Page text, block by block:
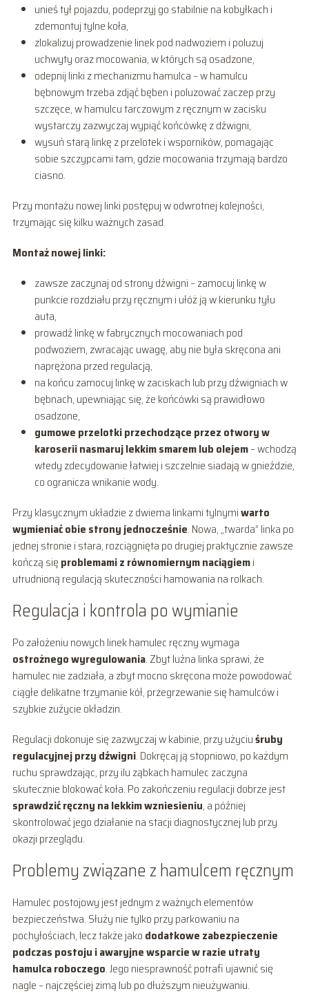
unieś tył pojazdu, podeprzyj go stabilnie na kobyłkach i
zdemontuj tylne koła,
zlokalizuj prowadzenie linek pod nadwoziem i poluzuj
uchwyty oraz mocowania, w których są osadzone,
odepnij linki z mechanizmu hamulca – w hamulcu
bębnowym trzeba zdjąć bęben i poluzować zaczep przy
szczęce, w hamulcu tarczowym z ręcznym w zacisku
wystarczy zazwyczaj wypiąć końcówkę z dźwigni,
wysuń starą linkę z przelotek i wsporników, pomagając
sobie szczypcami tam, gdzie mocowania trzymają bardzo
ciasno.
Przy montażu nowej linki postępuj w odwrotnej kolejności,
trzymając się kilku ważnych zasad.
Montaż nowej linki:
zawsze zaczynaj od strony dźwigni – zamocuj linkę w
punkcie rozdziału przy ręcznym i ułóż ją w kierunku tyłu
auta,
prowadź linkę w fabrycznych mocowaniach pod
podwoziem, zwracając uwagę, aby nie była skręcona ani
naprężona przed regulacją,
na końcu zamocuj linkę w zaciskach lub przy dźwigniach w
bębnach, upewniając się, że końcówki są prawidłowo
osadzone,
gumowe przelotki przechodzące przez otwory w
karoserii nasmaruj lekkim smarem lub olejem– wchodzą
wtedy zdecydowanie łatwiej i szczelnie siadają w gnieździe,
co ogranicza wnikanie wody.
Przy klasycznym układzie z dwiema linkami tylnymiwarto
wymieniać obie strony jednocześnie. Nowa, „twarda” linka po
jednej stronie i stara, rozciągnięta po drugiej praktycznie zawsze
kończą się problemami z równomiernym naciągiemi
utrudnioną regulacją skuteczności hamowania na rolkach.
Regulacja i kontrola po wymianie
Po założeniu nowych linek hamulec ręczny wymaga
ostrożnego wyregulowania. Zbyt luźna linka sprawi, że
hamulec nie zadziała, a zbyt mocno skręcona może powodować
ciągłe delikatne trzymanie kół, przegrzewanie się hamulców i
szybkie zużycie okładzin.
Regulacji dokonuje się zazwyczaj w kabinie, przy użyciuśruby
regulacyjnej przy dźwigni. Dokręcaj ją stopniowo, po każdym
ruchu sprawdzając, przy ilu ząbkach hamulec zaczyna
skutecznie blokować koła. Po zakończeniu regulacji dobrze jest
sprawdzić ręczny na lekkim wzniesieniu, a później
skontrolować jego działanie na stacji diagnostycznej lub przy
okazji przeglądu.
Problemy związane z hamulcem ręcznym
Hamulec postojowy jest jednym z ważnych elementów
bezpieczeństwa. Służy nie tylko przy parkowaniu na
pochyłościach, lecz także jako dodatkowe zabezpieczenie
podczas postoju i awaryjne wsparcie w razie utraty
hamulca roboczego. Jego niesprawność potrafi ujawnić się
nagle – najczęściej zimą lub po dłuższym nieużywaniu.